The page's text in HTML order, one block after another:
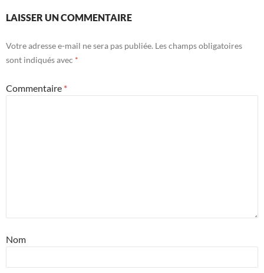
LAISSER UN COMMENTAIRE
Votre adresse e-mail ne sera pas publiée. Les champs obligatoires
sont indiqués avec *
Commentaire *
Nom